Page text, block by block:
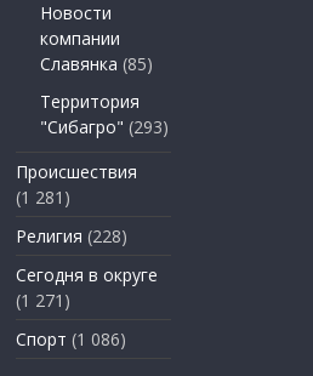
Новости
компании
Славянка (85)
Территория
"Сибагро" (293)
Происшествия
(1 281)
Религия (228)
Сегодня в округе
(1 271)
Спорт (1 086)